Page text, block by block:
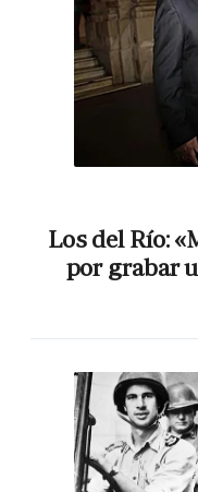
Los del Río:
por grabar